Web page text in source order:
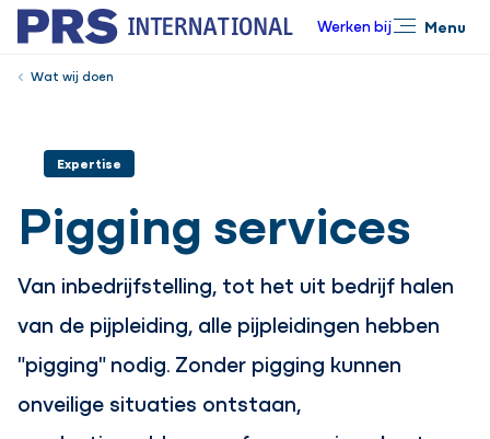
Werken bij Menu
Wat wij doen
Expertise
Pigging services
Van inbedrijfstelling, tot het uit bedrijf halen
van de pijpleiding, alle pijpleidingen hebben
"pigging" nodig. Zonder pigging kunnen
onveilige situaties ontstaan,
Sluiten